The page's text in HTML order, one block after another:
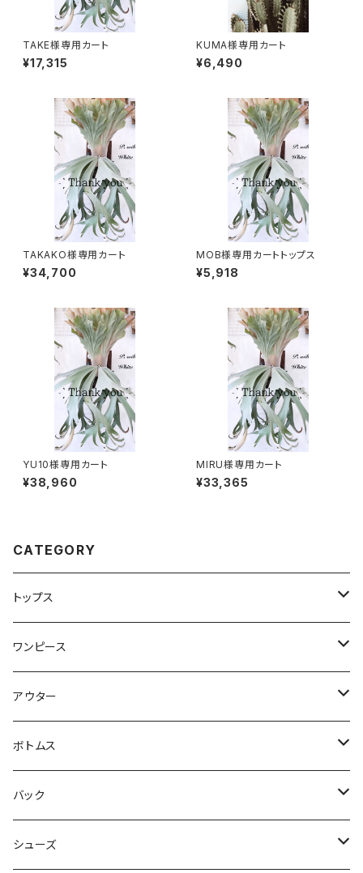
TAKE様専用カート
¥17,315
KUMA様専用カート
¥6,490
TAKAKO様専用カート
¥34,700
MOB様専用カートトップス
¥5,918
YU10様専用カート
¥38,960
MIRU様専用カート
¥33,365
CATEGORY
トップス
Tシャツ・カットソー
キャミソール・タンクトップ
シャツ・ブラウス
パーカー・トレーナー
裏起毛
サマーニット
ワンピース
ミニ
ヒザ丈
マキシ丈
オールインワン
アウター
ジャケット
中綿
ブルゾン
カーデ・ベスト
ボトムス
スカート
フレアー
パンツ
バック
ショルダー
シューズ